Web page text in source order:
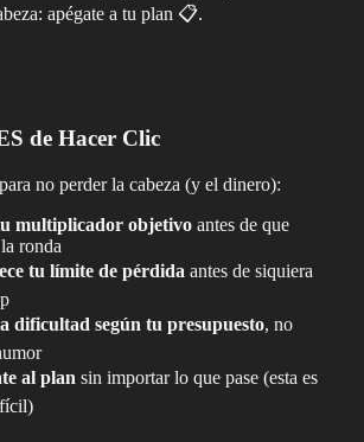
apégate a tu plan 📋.
de Hacer Clic
no perder la cabeza (y el dinero):
multiplicador objetivo antes de que
ronda
tu límite de pérdida antes de siquiera
dificultad según tu presupuesto, no
al plan sin importar lo que pase (esta es